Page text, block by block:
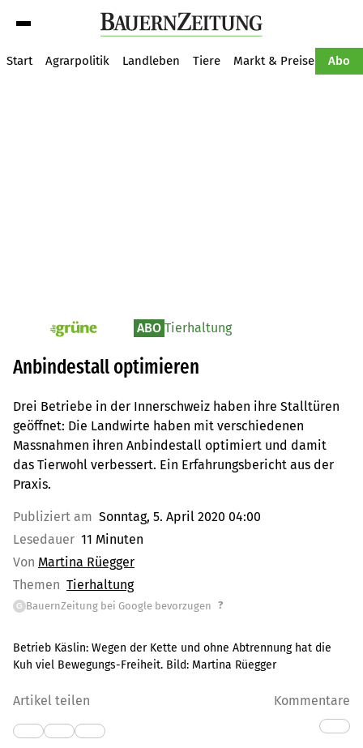
Start Agrarpolitik Landleben Tiere Markt & Preise Abo
pv_die-grune-online ABO Tierhaltung
Anbindestall optimieren
Drei Betriebe in der Innerschweiz haben ihre Stalltüren
geöffnet: Die Landwirte haben mit verschiedenen
Massnahmen ihren Anbindestall optimiert und damit
das Tierwohl verbessert. Ein Erfahrungsbericht aus der
Praxis.
Publiziert am Sonntag, 5. April 2020 04:00
Lesedauer 11 Minuten
Von Martina Rüegger
Themen Tierhaltung
G BauernZeitung bei Google bevorzugen ?
Betrieb Käslin: Wegen der Kette und ohne Abtrennung hat die
Kuh viel Bewegungs-Freiheit. Bild: Martina Rüegger
Artikel teilen Kommentare